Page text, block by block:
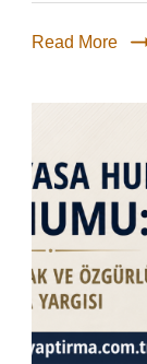
Read More